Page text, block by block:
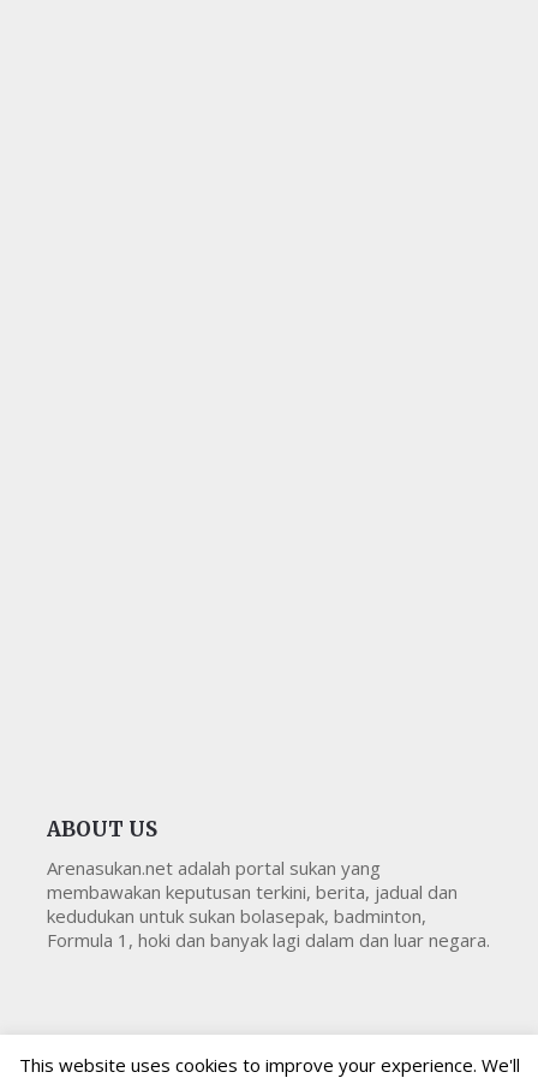
ABOUT US
Arenasukan.net adalah portal sukan yang
membawakan keputusan terkini, berita, jadual dan
kedudukan untuk sukan bolasepak, badminton,
Formula 1, hoki dan banyak lagi dalam dan luar negara.
This website uses cookies to improve your experience. We'll